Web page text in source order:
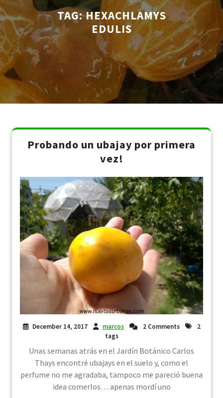
TAG:HEXACHLAMYS
EDULIS
Probando un ubajay por primera
vez!
December 14, 2017 marcos 2 Comments
2
tags
Unas semanas atrás en el Jardín Botánico Carlos
Thays encontré ubajays en el suelo y, como el
perfume no me agradaba, tampoco me pareció buena
idea comerlos… apenas mordí uno